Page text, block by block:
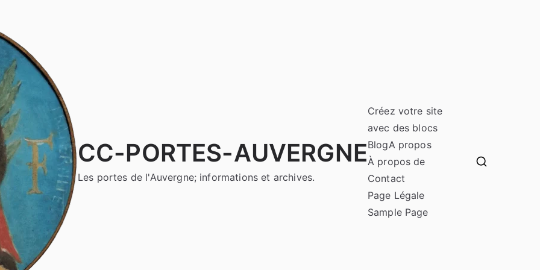
CC-PORTES-AUVERGNE
Les portes de l'Auvergne; informations et archives.
Créez votre site
avec des blocs
BlogA propos
À propos de
Contact
Page Légale
Sample Page